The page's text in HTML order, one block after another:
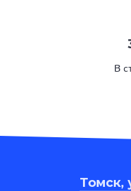
В
Томск,